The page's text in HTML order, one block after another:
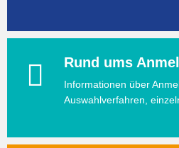
Rund ums
Informationen über
Auswahlverfahren,